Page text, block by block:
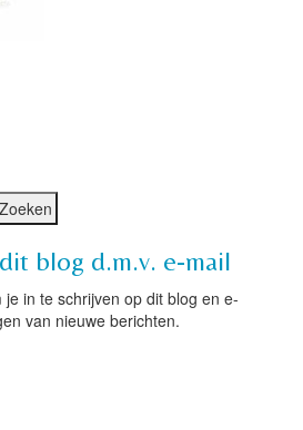
blog d.m.v. e-mail
in te schrijven op dit blog en e-
van nieuwe berichten.